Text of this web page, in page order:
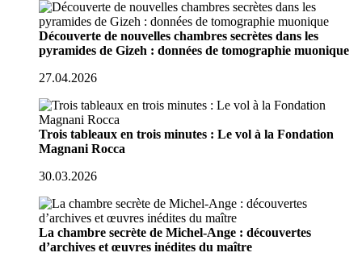
Découverte de nouvelles chambres secrètes dans les
pyramides de Gizeh : données de tomographie muonique
27.04.2026
Trois tableaux en trois minutes : Le vol à la Fondation
Magnani Rocca
30.03.2026
La chambre secrète de Michel-Ange : découvertes
d’archives et œuvres inédites du maître